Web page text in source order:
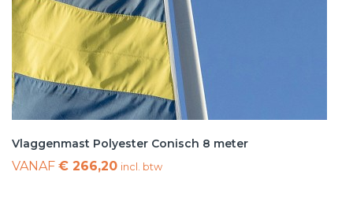
Vlaggenmast Polyester Conisch 8 meter
VANAF € 266,20 incl. btw